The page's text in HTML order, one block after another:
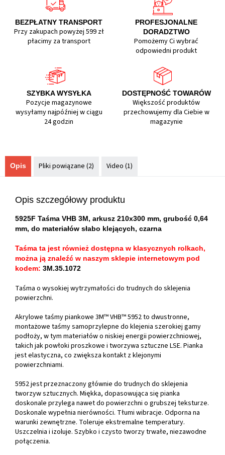
BEZPŁATNY TRANSPORT
Przy zakupach powyżej 599 zł
płacimy za transport
PROFESJONALNE
DORADZTWO
Pomożemy Ci wybrać
odpowiedni produkt
SZYBKA WYSYŁKA
Pozycje magazynowe
wysyłamy najpóźniej w ciągu
24 godzin
DOSTĘPNOŚĆ TOWARÓW
Większość produktów
przechowujemy dla Ciebie w
magazynie
Opis Pliki powiązane (2) Video (1)
Opis szczegółowy produktu
5925F Taśma VHB 3M, arkusz 210x300 mm, grubość 0,64
mm, do materiałów słabo klejących, czarna
Taśma ta jest również dostępna w klasycznych rolkach,
można ją znaleźć w naszym sklepie internetowym pod
kodem: 3M.35.1072
Taśma o wysokiej wytrzymałości do trudnych do sklejenia
powierzchni.
Akrylowe taśmy piankowe 3M™ VHB™ 5952 to dwustronne,
montażowe taśmy samoprzylepne do klejenia szerokiej gamy
podłoży, w tym materiałów o niskiej energii powierzchniowej,
takich jak powłoki proszkowe i tworzywa sztuczne LSE. Pianka
jest elastyczna, co zwiększa kontakt z klejonymi
powierzchniami.
5952 jest przeznaczony głównie do trudnych do sklejenia
tworzyw sztucznych. Miękka, dopasowująca się pianka
doskonale przylega nawet do powierzchni o grubszej teksturze.
Doskonale wypełnia nierówności. Tłumi wibracje. Odporna na
warunki zewnętrzne. Toleruje ekstremalne temperatury.
Uszczelnia i izoluje. Szybko i czysto tworzy trwałe, niezawodne
połączenia.